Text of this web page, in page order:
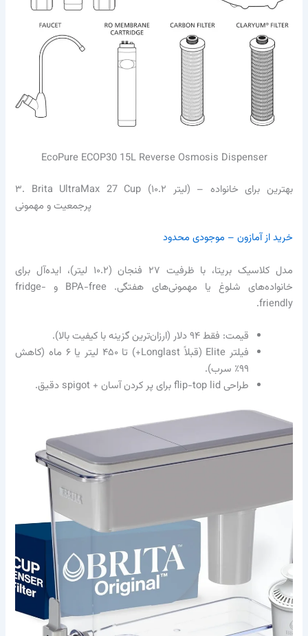
EcoPure ECOP30 15L Reverse Osmosis Dispenser
۳. Brita UltraMax 27 Cup (۱۰.۲ لیتر) – بهترین برای خانواده
پرجمعیت و مهمونی
خرید از آمازون – موجودی محدود
مدل کلاسیک بریتا، با ظرفیت ۲۷ فنجان (۱۰.۲ لیتر)، ایده‌آل برای
خانواده‌های شلوغ یا مهمونی‌های هفتگی. BPA-free و fridge-
friendly.
قیمت: فقط ۹۴ دلار (ارزان‌ترین گزینه با کیفیت بالا).
فیلتر Elite (قبلاً Longlast+) تا ۴۵۰ لیتر یا ۶ ماه (کاهش
۹۹٪ سرب).
طراحی flip-top lid برای پر کردن آسان + spigot دقیق.